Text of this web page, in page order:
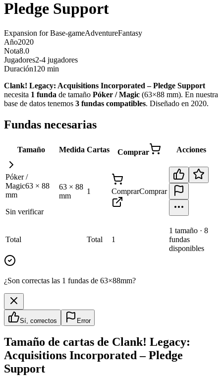
Pledge Support
Expansion for Base-gameAdventureFantasy
Año2020
Nota8.0
Jugadores2-4 jugadores
Duración120 min
Clank! Legacy: Acquisitions Incorporated – Pledge Support
necesita 1 funda de tamaño Póker / Magic (63×88 mm). En nuestra
base de datos tenemos 3 fundas compatibles. Diseñado en 2020.
Fundas necesarias
Tamaño Medida Cartas Comprar Acciones
Póker /
Magic63 × 88
mm
Sin verificar
63 × 88
mm
1 ComprarComprar
Total Total 1
1 tamaño · 8
fundas
disponibles
¿Son correctas las 1 fundas de 63×88mm?
Sí, correctos Error
Tamaño de cartas de Clank! Legacy:
Acquisitions Incorporated – Pledge
Support